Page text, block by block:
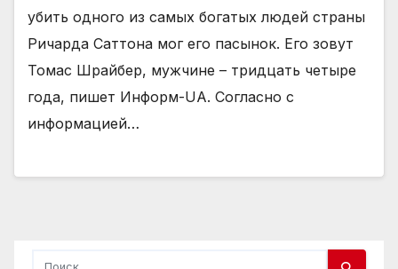
убить одного из самых богатых людей страны
Ричарда Саттона мог его пасынок. Его зовут
Томас Шрайбер, мужчине – тридцать четыре
года, пишет Информ-UA. Согласно с
информацией…